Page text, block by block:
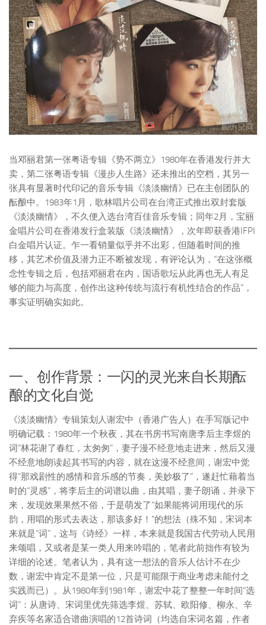
当邓丽君第一张粤语专辑《势不两立》1980年在香港发行并大
卖，第二张粤语专辑《漫步人生路》还未推出的空档，其另一
张具有显著时代印记的音乐专辑《淡淡幽情》已在主创团队的
酝酿中。1983年1月，歌林唱片公司在台湾正式推出双封套版
《淡淡幽情》，不久便入选台湾百佳音乐专辑；同年2月，宝丽
金唱片公司在香港发行盒装版《淡淡幽情》，次年即获香港IFPI
白金唱片认证。乍一看销量似乎并不出彩，但随着时间的推
移，其艺术价值及潜力正不断被发现，有评论认为，“在这张概
念性专辑之后，包括邓丽君在内，国语歌坛从此再也无人有足
够的能力与高度，创作出这种传统与流行有机性结合的作品”，
事实证明确实如此。
一、创作背景：一闪的灵光来自长期酝
酿的文化自觉
《淡淡幽情》专辑策划人谢宏中（香港广告人）在手写版记中
明确记载：1980年一个秋夜，其在书房书写南唐李后主李煜的
词“林花谢了春红，太匆匆”，妻子漫不经意地走进来，然后又漫
不经意地朗读起其书写的内容，就在这漫不经意间，谢宏中觉
得“那戏剧性的感情和音乐感的节奏，美妙极了”，遂赶忙藉着当
时的“灵感”，将李后主的词谱以曲，由其唱，妻子朗诵，并录下
来，发现效果果然不俗，于是萌发了“如果能将词用现代的乐
韵，用唱的形式去表达，那该多好！”的想法（殊不知，宋词本
来就是“词”，这与《诗经》一样，本来就是我国古代劳动人民用
来颂唱，又或者是某一类人用来吟唱的，笔者此前拙作有较为
详细的论述。笔者认为，具有这一想法的音乐人估计不在少
数，谢宏中肯定不是第一位，只是可能限于商业考虑未能付之
实践而已）。从1980年到1981年，谢宏中花了整整一年时间“选
词”：从唐诗、宋词里优先筛选李煜、苏轼、欧阳修、柳永、辛
弃疾等名家适合谱曲演唱的12首诗词（均选自宋词名篇，作者